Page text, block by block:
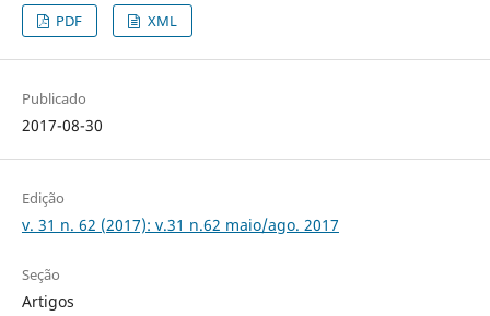
PDF XML
Publicado
2017-08-30
Edição
v. 31 n. 62 (2017): v.31 n.62 maio/ago. 2017
Seção
Artigos